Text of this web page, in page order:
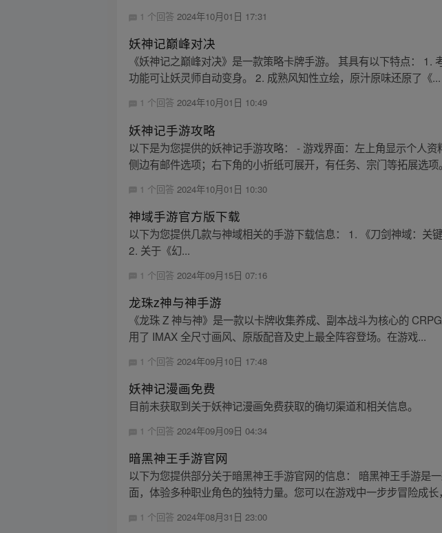
1 个回答2024年10月01日 17:31
妖神记巅峰对决
《妖神记之巅峰对决》是一款策略卡牌手游。 其具有以下特点：
功能可让妖灵师自动变身。 2. 成熟风知性立绘，原汁原味还原了《...
1 个回答2024年10月01日 10:49
妖神记手游攻略
以下是为您提供的妖神记手游攻略： - 游戏界面：左上角显示个人
侧边有邮件选项；右下角的小折纸可展开，有任务、宗门等拓展选项
1 个回答 2024年10月01日 10:30
神域手游官方版下载
以下为您提供几款与神域相关的手游下载信息： 1. 《刀剑神域：关
2. 关于《幻...
1 个回答 2024年09月15日 07:16
龙珠z神与神手游
《龙珠 Z 神与神》是一款以卡牌收集养成、副本战斗为核心的
用了 IMAX 全尺寸画风、原版配音及史上最全阵容登场。在游戏...
1 个回答2024年09月10日 17:48
妖神记漫画免费
目前未获取到关于妖神记漫画免费获取的确切渠道和相关信息。
1 个回答2024年09月09日 04:34
暗黑神王手游官网
以下为您提供部分关于暗黑神王手游官网的信息： 暗黑神王手游是
面，体验多种职业角色的独特力量。您可以在游戏中一步步冒险成长
1 个回答2024年08月31日 23:00